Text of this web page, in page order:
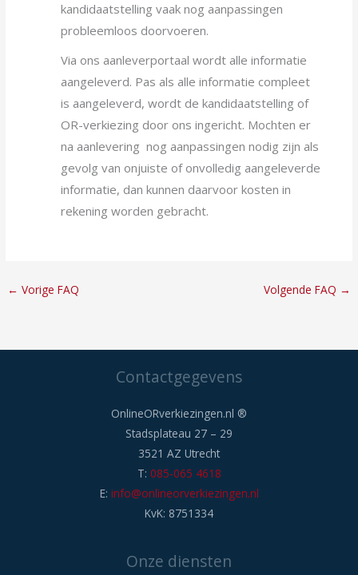
kandidaatstelling vaak nog aanpassingen
probleemloos doorvoeren.
Via ons aanleverportaal wordt alle informatie
aangeleverd. Pas als alle informatie compleet
is aangeleverd, wordt de kandidaatstelling of
OR-verkiezing door ons ingericht. Mochten er
na aanlevering nog aanpassingen nodig zijn als
gevolg van onjuiste of onvolledig aangeleverde
informatie, dan kunnen daarvoor kosten in
rekening worden gebracht.
← Vorige FAQ Volgende FAQ →
Contactgegevens
OnlineORverkiezingen.nl ®
Stadsplateau 27 – 29
3521 AZ Utrecht
T: 085-065 4618
E: info@onlineorverkiezingen.nl
KvK: 8751334
Onze diensten